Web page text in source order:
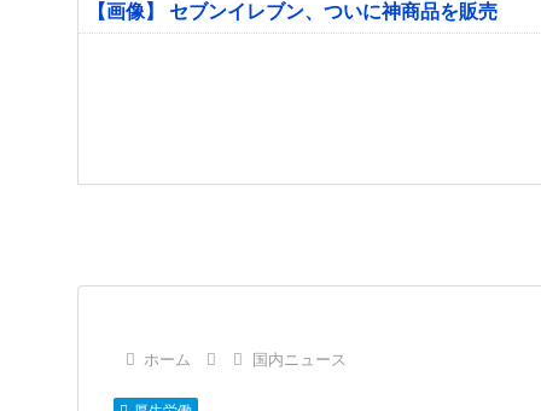
【画像】 セブンイレブン、ついに神商品を販売
ホーム 国内ニュース